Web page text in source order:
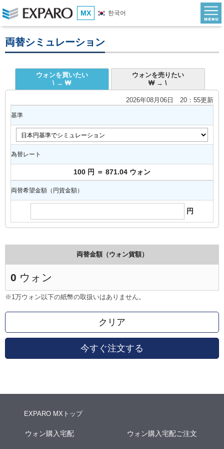
MX 한국어
両替シミュレーション
ウォンを買いたい
\ → ₩
ウォンを売りたい
₩ → \
2026年08月06日 20：55更新
基準
為替レート
100 円 ＝ 871.04 ウォン
両替希望金額（円貨金額）
円
両替金額（ウォン貨額）
0 ウォン
※1万ウォン以下の紙幣の取扱いはありません。
クリア
今すぐ注文する
EXPARO MXトップ
ウォン購入宅配 ウォン購入宅配ご注文